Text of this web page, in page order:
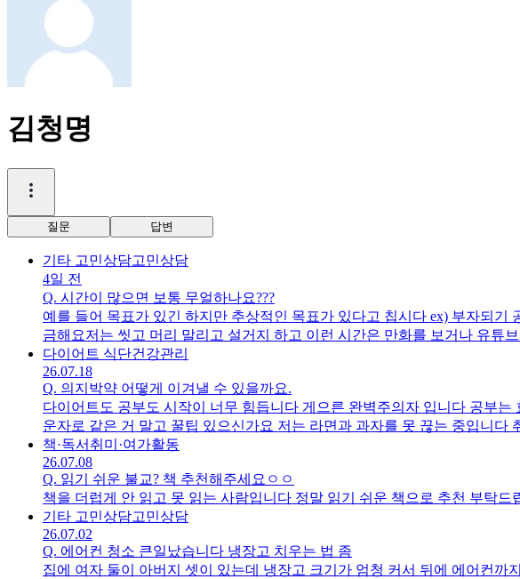
김청명
질문 답변
기타 고민상담고민상담
4일 전
Q. 시간이 많으면 보통 무얼하나요???
예를 들어 목표가 있긴 하지만 추상적인 목표가 있다고 칩시다 ex) 부자되
금해요저는 씻고 머리 말리고 설거지 하고 이런 시간은 만화를 보거나 유튜
하는 일이 있다면 그것에 집중해서 처리하고 온전히 내 시간을 가져서 무언
다이어트 식단건강관리
26.07.18
Q. 의지박약 어떻게 이겨낼 수 있을까요.
다이어트도 공부도 시작이 너무 힘듭니다 게으른 완벽주의자 입니다 공부
운자로 같은 거 말고 꿀팁 있으신가요 저는 라면과 과자를 못 끊는 중입니다
책·독서 취미·여가활동
26.07.08
Q. 읽기 쉬운 불교? 책 추천해주세요ㅇㅇ
책을 더럽게 안 읽고 못 읽는 사람입니다 정말 읽기 쉬운 책으로 추천 부탁
기타 고민상담고민상담
26.07.02
Q. 에어컨 청소 큰일났습니다 냉장고 치우는 법 좀
집에 여자 둘이 아버지 셋이 있는데 냉장고 크기가 엄청 커서 뒤에 에어컨